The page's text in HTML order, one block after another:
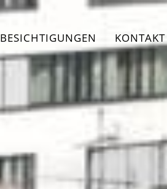
BESICHTIGUNGEN KONTAKT